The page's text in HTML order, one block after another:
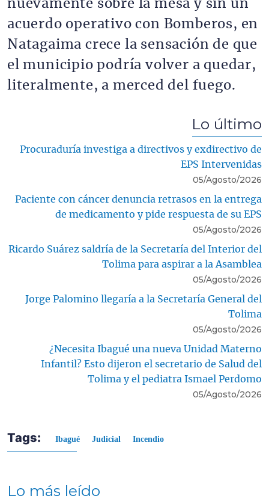
nuevamente sobre la mesa y sin un
acuerdo operativo con Bomberos, en
Natagaima crece la sensación de que
el municipio podría volver a quedar,
literalmente, a merced del fuego.
Lo último
Procuraduría investiga a directivos y exdirectivo de
EPS Intervenidas
05/Agosto/2026
Paciente con cáncer denuncia retrasos en la entrega
de medicamento y pide respuesta de su EPS
05/Agosto/2026
Ricardo Suárez saldría de la Secretaría del Interior del
Tolima para aspirar a la Asamblea
05/Agosto/2026
Jorge Palomino llegaría a la Secretaría General del
Tolima
05/Agosto/2026
¿Necesita Ibagué una nueva Unidad Materno
Infantil? Esto dijeron el secretario de Salud del
Tolima y el pediatra Ismael Perdomo
05/Agosto/2026
Tags: Ibagué Judicial Incendio
Lo más leído